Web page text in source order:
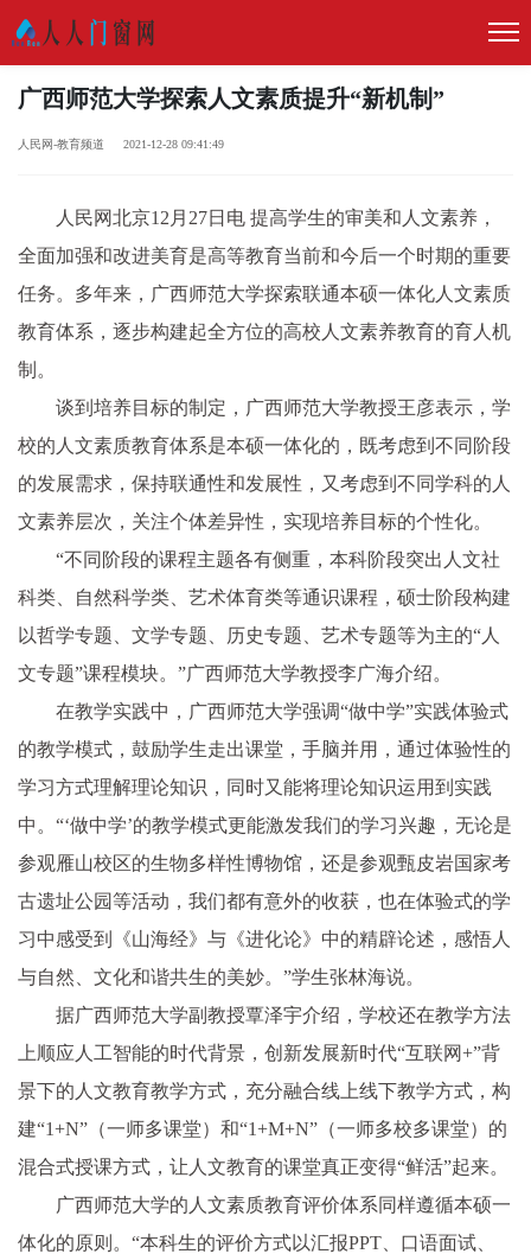
广西师范大学探索人文素质提升“新机制”
人民网-教育频道 2021-12-28 09:41:49
人民网北京12月27日电 提高学生的审美和人文素养，
全面加强和改进美育是高等教育当前和今后一个时期的重要
任务。多年来，广西师范大学探索联通本硕一体化人文素质
教育体系，逐步构建起全方位的高校人文素养教育的育人机
制。
谈到培养目标的制定，广西师范大学教授王彦表示，学
校的人文素质教育体系是本硕一体化的，既考虑到不同阶段
的发展需求，保持联通性和发展性，又考虑到不同学科的人
文素养层次，关注个体差异性，实现培养目标的个性化。
“不同阶段的课程主题各有侧重，本科阶段突出人文社
科类、自然科学类、艺术体育类等通识课程，硕士阶段构建
以哲学专题、文学专题、历史专题、艺术专题等为主的“人
文专题”课程模块。”广西师范大学教授李广海介绍。
在教学实践中，广西师范大学强调“做中学”实践体验式
的教学模式，鼓励学生走出课堂，手脑并用，通过体验性的
学习方式理解理论知识，同时又能将理论知识运用到实践
中。“‘做中学’的教学模式更能激发我们的学习兴趣，无论是
参观雁山校区的生物多样性博物馆，还是参观甄皮岩国家考
古遗址公园等活动，我们都有意外的收获，也在体验式的学
习中感受到《山海经》与《进化论》中的精辟论述，感悟人
与自然、文化和谐共生的美妙。”学生张林海说。
据广西师范大学副教授覃泽宇介绍，学校还在教学方法
上顺应人工智能的时代背景，创新发展新时代“互联网+”背
景下的人文教育教学方式，充分融合线上线下教学方式，构
建“1+N”（一师多课堂）和“1+M+N”（一师多校多课堂）的
混合式授课方式，让人文教育的课堂真正变得“鲜活”起来。
广西师范大学的人文素质教育评价体系同样遵循本硕一
体化的原则。“本科生的评价方式以汇报PPT、口语面试、